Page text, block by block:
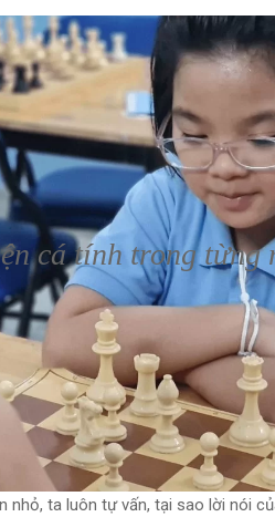
cá tính trong từng
ta luôn tự vấn, tại sao lời nói